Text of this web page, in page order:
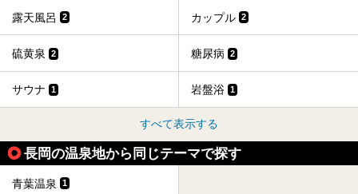
露天風呂 2 カップル 2
硫黄泉 2 糖尿病 2
サウナ 1 岩盤浴 1
すべて表示する
長岡の温泉地から同じテーマで探す
青葉温泉 1